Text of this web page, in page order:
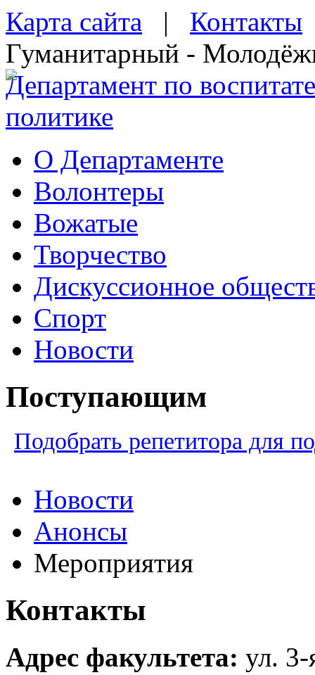
Карта сайта | Контакты
Гуманитарный -
Департамент по
политике
О Департаменте
Волонтеры
Вожатые
Творчество
Дискуссионное
Спорт
Новости
Поступающим
Подобрать репетитора для
Новости
Анонсы
Мероприятия
Контакты
Адрес факультета: ул.